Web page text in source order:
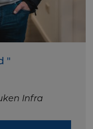
"
Infra